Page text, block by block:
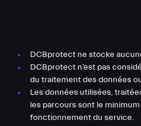
DCBprotect ne stocke
DCBprotect n’est pas
du traitement des données
Les données utilisées,
les parcours sont le
fonctionnement du service.